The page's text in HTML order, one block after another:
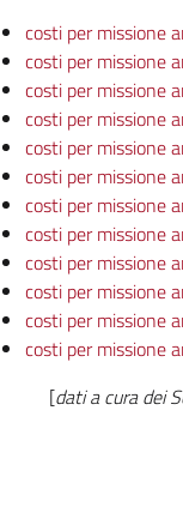
costi per missione
costi per missione
costi per missione
costi per missione
costi per missione
costi per missione
costi per missione
costi per missione
costi per missione
costi per missione
costi per missione
costi per missione
[dati a cura dei